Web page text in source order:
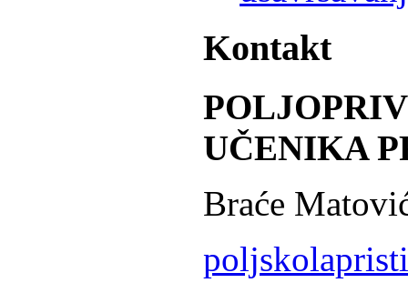
Kontakt
UČENIKA
Braće